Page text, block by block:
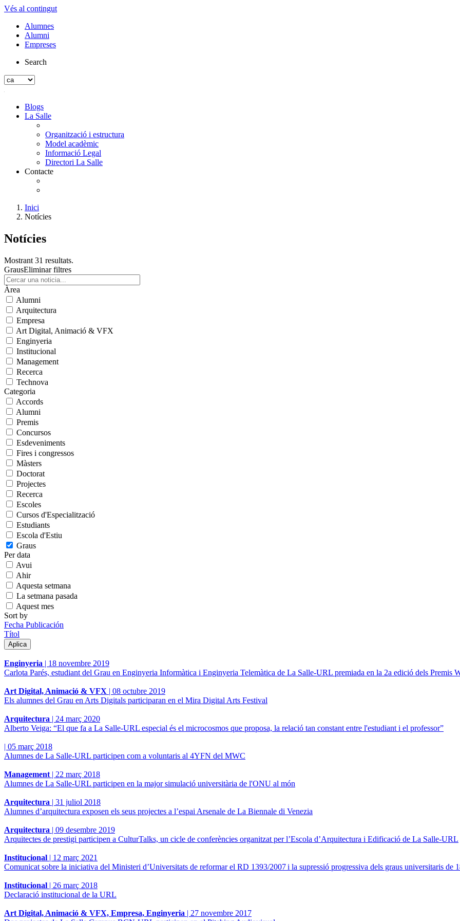
Vés al contingut
Alumnes
Alumni
Empreses
Search
Blogs
La Salle
Organització i estructura
Model acadèmic
Informació Legal
Directori La Salle
Contacte
Inici
Notícies
Notícies
Mostrant 31 resultats.
GrausEliminar filtres
Àrea
Alumni
Arquitectura
Empresa
Art Digital, Animació & VFX
Enginyeria
Institucional
Management
Recerca
Technova
Categoria
Accords
Alumni
Premis
Concursos
Esdeveniments
Fires i congressos
Màsters
Doctorat
Projectes
Recerca
Escoles
Cursos d'Especialització
Estudiants
Escola d'Estiu
Graus
Per data
Avui
Ahir
Aquesta setmana
La setmana pasada
Aquest mes
Sort by
Fecha Publicación
Títol
Enginyeria | 18 novembre 2019
Carlota Parés, estudiant del Grau en Enginyeria Informàtica i Enginyeria Telemàtica de La Salle-URL premiada en la 2a edició dels Premis
Art Digital, Animació & VFX | 08 octubre 2019
Els alumnes del Grau en Arts Digitals participaran en el Mira Digital Arts Festival
Arquitectura | 24 març 2020
Alberto Veiga: “El que fa a La Salle-URL especial és el microcosmos que proposa, la relació tan constant entre l'estudiant i el professor”
| 05 març 2018
Alumnes de La Salle-URL participen com a voluntaris al 4YFN del MWC
Management | 22 març 2018
Alumnes de La Salle-URL participen en la major simulació universitària de l'ONU al món
Arquitectura | 31 juliol 2018
Alumnes d’arquitectura exposen els seus projectes a l’espai Arsenale de La Biennale di Venezia
Arquitectura | 09 desembre 2019
Arquitectes de prestigi participen a CulturTalks, un cicle de conferències organitzat per l’Escola d’Arquitectura i Edificació de La Salle-URL
Institucional | 12 març 2021
Comunicat sobre la iniciativa del Ministeri d’Universitats de reformar el RD 1393/2007 i la supressió progressiva dels graus universitaris de
Institucional | 26 març 2018
Declaració institucional de la URL
Art Digital, Animació & VFX, Empresa, Enginyeria | 27 novembre 2017